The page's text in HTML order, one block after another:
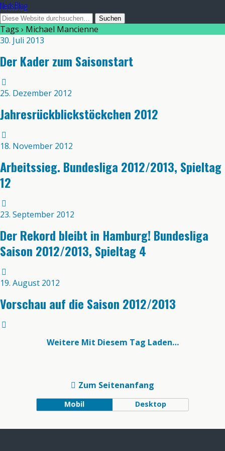
NedsBlog
Tags › Michael Mancienne
30. Juli 2013
Der Kader zum Saisonstart
25. Dezember 2012
Jahresrückblickstöckchen 2012
18. November 2012
Arbeitssieg. Bundesliga 2012/2013, Spieltag
12
23. September 2012
Der Rekord bleibt in Hamburg! Bundesliga
Saison 2012/2013, Spieltag 4
19. August 2012
Vorschau auf die Saison 2012/2013
Weitere Mit Diesem Tag Laden…
Zum Seitenanfang
Mobil Desktop